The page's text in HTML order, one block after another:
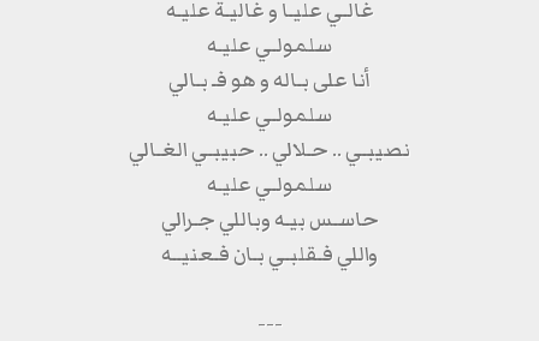
غالـي عليـا و غاليـة عليـه
سلمولـي عليـه
أنا على بـاله و هو فـ بـالي
سلمولـي عليـه
نصيبـي .. حـلالي .. حبيبـي الغـالي
سلمولـي عليـه
حاسـس بيـه وباللي جـرالي
واللي فـقلبـي بـان فـعنيــه
---